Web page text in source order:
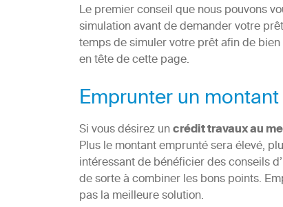
Le premier conseil que nous pouvons
simulation avant de demander votre
temps de simuler votre prêt afin de
en tête de cette page.
Emprunter un
Si vous désirez uncrédit travaux au
Plus le montant emprunté sera élevé,
intéressant de bénéficier des conseils
de sorte à combiner les bons points.
pas la meilleure solution.